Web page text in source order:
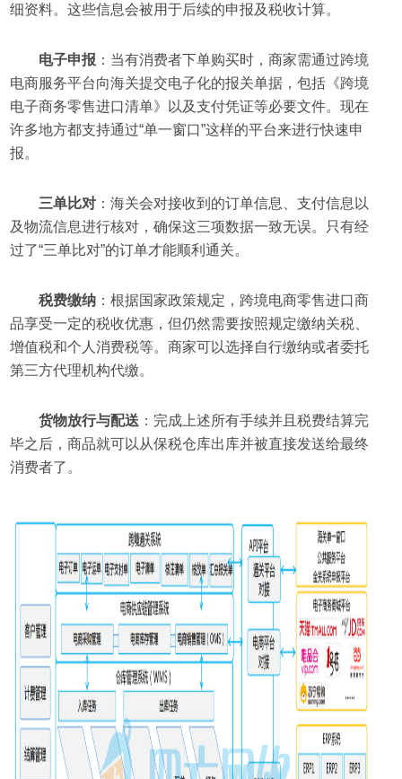
细资料。这些信息会被用于后续的申报及税收计算。
电子申报 ：当有消费者下单购买时，商家需通过跨境
电商服务平台向海关提交电子化的报关单据，包括《跨境
电子商务零售进口清单》以及支付凭证等必要文件。现在
许多地方都支持通过“单一窗口”这样的平台来进行快速申
报。
三单比对 ：海关会对接收到的订单信息、支付信息以
及物流信息进行核对，确保这三项数据一致无误。只有经
过了“三单比对”的订单才能顺利通关。
税费缴纳 ：根据国家政策规定，跨境电商零售进口商
品享受一定的税收优惠，但仍然需要按照规定缴纳关税、
增值税和个人消费税等。商家可以选择自行缴纳或者委托
第三方代理机构代缴。
货物放行与配送 ：完成上述所有手续并且税费结算完
毕之后，商品就可以从保税仓库出库并被直接发送给最终
消费者了。